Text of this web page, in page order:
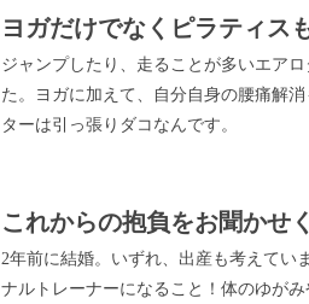
ヨガだけでなくピラティス
ジャンプしたり、走ることが多いエア
た。ヨガに加えて、自分自身の腰痛解
ターは引っ張りダコなんです。
これからの抱負をお聞かせ
2年前に結婚。いずれ、出産も考えてい
ナルトレーナーになること！体のゆが